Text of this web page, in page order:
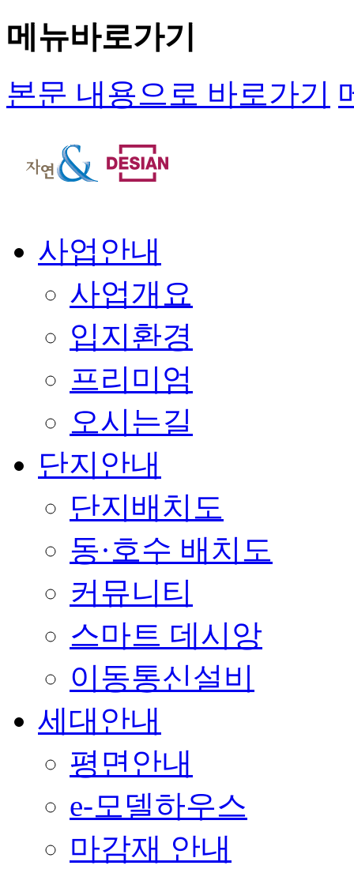
메뉴바로가기
본문 내용으로 바로가기
사업안내
사업개요
입지환경
프리미엄
오시는길
단지안내
단지배치도
동·호수 배치도
커뮤니티
스마트 데시앙
이동통신설비
세대안내
평면안내
e-모델하우스
마감재 안내